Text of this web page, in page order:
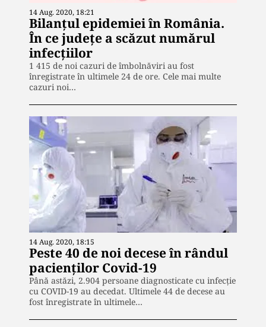
14 Aug. 2020, 18:21
Bilanțul epidemiei în România.
În ce județe a scăzut numărul
infecțiilor
1 415 de noi cazuri de îmbolnăviri au fost
înregistrate în ultimele 24 de ore. Cele mai multe
cazuri noi…
14 Aug. 2020, 18:15
Peste 40 de noi decese în rândul
pacienților Covid-19
Până astăzi, 2.904 persoane diagnosticate cu infecție
cu COVID-19 au decedat. Ultimele 44 de decese au
fost înregistrate în ultimele…